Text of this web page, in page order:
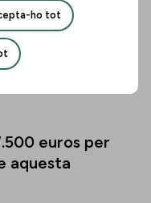
en
anys
euros per
aquesta
ho tot